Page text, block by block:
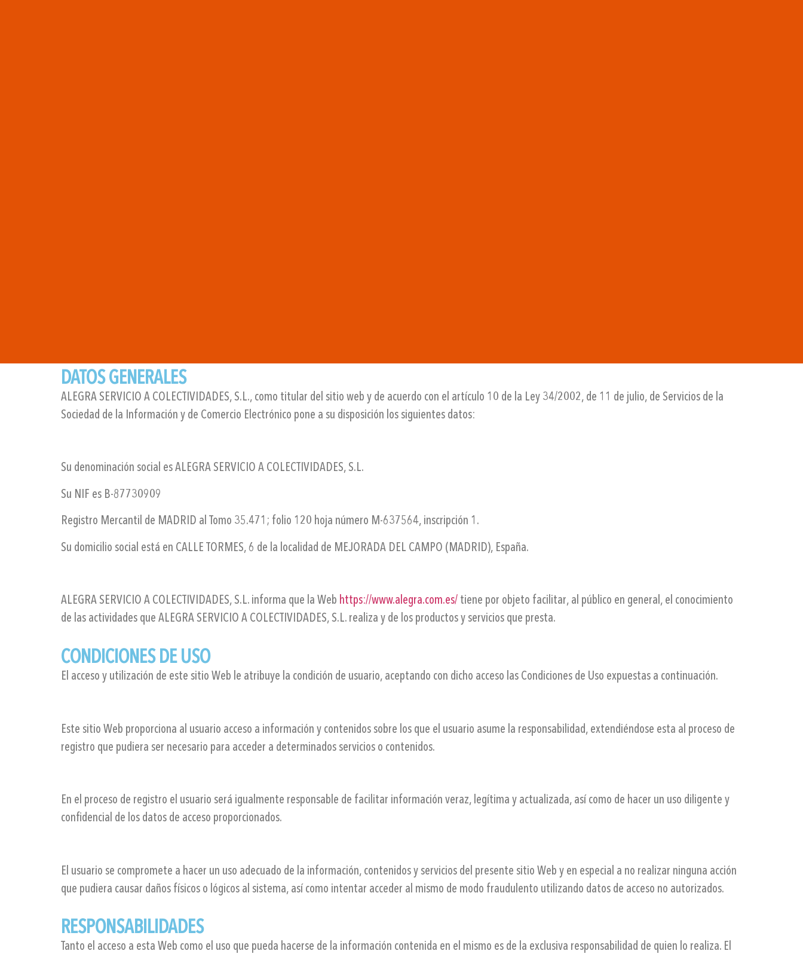
DATOS GENERALES
ALEGRA SERVICIO A COLECTIVIDADES, S.L., como titular del sitio web y de acuerdo con el artículo 10 de la Ley 34/2002, de 11 de julio, de Servicios de la
Sociedad de la Información y de Comercio Electrónico pone a su disposición los siguientes datos:
Su denominación social es ALEGRA SERVICIO A COLECTIVIDADES, S.L.
Su NIF es B-87730909
Registro Mercantil de MADRID al Tomo 35.471; folio 120 hoja número M-637564, inscripción 1.
Su domicilio social está en CALLE TORMES, 6 de la localidad de MEJORADA DEL CAMPO (MADRID), España.
ALEGRA SERVICIO A COLECTIVIDADES, S.L. informa que la Web https://www.alegra.com.es/ tiene por objeto facilitar, al público en general, el conocimiento
de las actividades que ALEGRA SERVICIO A COLECTIVIDADES, S.L. realiza y de los productos y servicios que presta.
CONDICIONES DE USO
El acceso y utilización de este sitio Web le atribuye la condición de usuario, aceptando con dicho acceso las Condiciones de Uso expuestas a continuación.
Este sitio Web proporciona al usuario acceso a información y contenidos sobre los que el usuario asume la responsabilidad, extendiéndose esta al proceso de
registro que pudiera ser necesario para acceder a determinados servicios o contenidos.
En el proceso de registro el usuario será igualmente responsable de facilitar información veraz, legítima y actualizada, así como de hacer un uso diligente y
confidencial de los datos de acceso proporcionados.
El usuario se compromete a hacer un uso adecuado de la información, contenidos y servicios del presente sitio Web y en especial a no realizar ninguna acción
que pudiera causar daños físicos o lógicos al sistema, así como intentar acceder al mismo de modo fraudulento utilizando datos de acceso no autorizados.
RESPONSABILIDADES
Tanto el acceso a esta Web como el uso que pueda hacerse de la información contenida en el mismo es de la exclusiva responsabilidad de quien lo realiza. El